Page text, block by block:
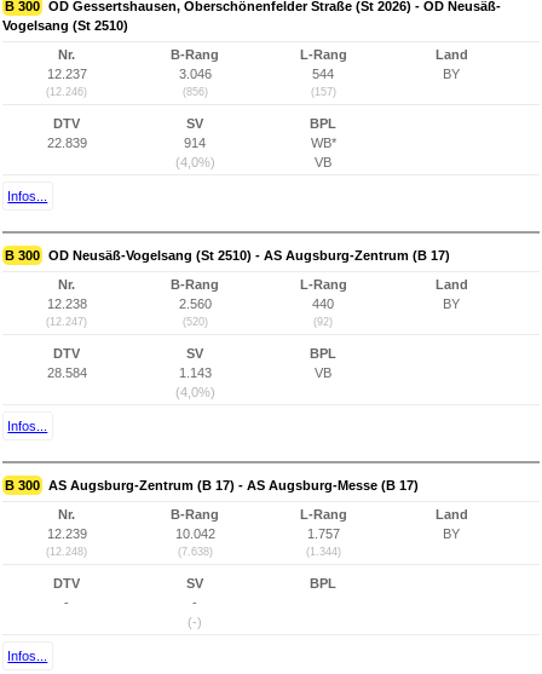
B 300 OD Gessertshausen, Oberschönenfelder Straße (St 2026) - OD Neusäß-
Vogelsang (St 2510)
Nr.
12.237
(12.246)
B-Rang
3.046
(856)
L-Rang
544
(157)
Land
BY
DTV
22.839
SV
914
(4,0%)
BPL
WB*
VB
Infos...
B 300 OD Neusäß-Vogelsang (St 2510) - AS Augsburg-Zentrum (B 17)
Nr.
12.238
(12.247)
B-Rang
2.560
(520)
L-Rang
440
(92)
Land
BY
DTV
28.584
SV
1.143
(4,0%)
BPL
VB
Infos...
B 300 AS Augsburg-Zentrum (B 17) - AS Augsburg-Messe (B 17)
Nr.
12.239
(12.248)
B-Rang
10.042
(7.638)
L-Rang
1.757
(1.344)
Land
BY
DTV
-
SV
-
(-)
BPL
Infos...